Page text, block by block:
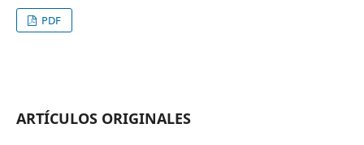
PDF
ARTÍCULOS ORIGINALES